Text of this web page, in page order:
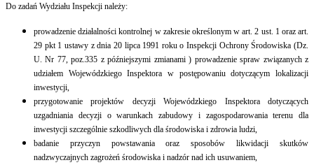
Do zadań Wydziału Inspekcji należy:
prowadzenie działalności kontrolnej w zakresie określonym w art. 2 ust. 1 oraz art.
29 pkt 1 ustawy z dnia 20 lipca 1991 roku o Inspekcji Ochrony Środowiska (Dz.
U. Nr 77, poz.335 z późniejszymi zmianami ) prowadzenie spraw związanych z
udziałem Wojewódzkiego Inspektora w postępowaniu dotyczącym lokalizacji
inwestycji,
przygotowanie projektów decyzji Wojewódzkiego Inspektora dotyczących
uzgadniania decyzji o warunkach zabudowy i zagospodarowania terenu dla
inwestycji szczególnie szkodliwych dla środowiska i zdrowia ludzi,
badanie przyczyn powstawania oraz sposobów likwidacji skutków
nadzwyczajnych zagrożeń środowiska i nadzór nad ich usuwaniem,